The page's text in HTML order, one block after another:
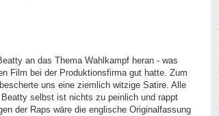
an das Thema Wahlkampf heran - was
Film bei der Produktionsfirma gut hatte. Zum
uns eine ziemlich witzige Satire. Alle
selbst ist nichts zu peinlich und rappt
der Raps wäre die englische Originalfassung